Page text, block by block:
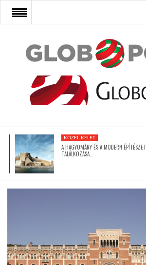
FŐOLDAL
AFRIKA
ÁZSIA
KÖZEL-KELET
A HAGYOMÁNY ÉS A MODERN ÉPÍTÉSZET
TALÁLKOZÁSA…